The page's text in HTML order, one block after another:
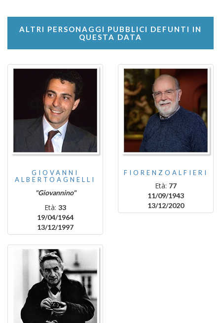
ALTRI PERSONAGGI PUBBLICI DEFUNTI IN
QUESTA DATA
GIOVANNI
ALBERTOAGNELLI
"Giovannino"
Età: 33
19/04/1964
13/12/1997
FIORENZOALFIERI
Età: 77
11/09/1943
13/12/2020